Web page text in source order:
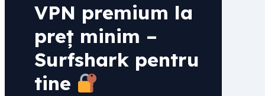
VPN premium la
preț minim –
Surfshark pentru
tine